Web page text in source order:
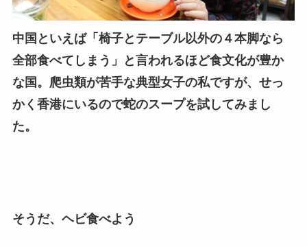
中国といえば「椅子とテーブル以外の４本脚なら
全部食べてしまう」と言われるほど食文化が豊か
な国。爬虫類が苦手な典型女子の私ですが、せっ
かく香港にいるので蛇のスープを試してみまし
た。
そうだ、ヘビ食べよう